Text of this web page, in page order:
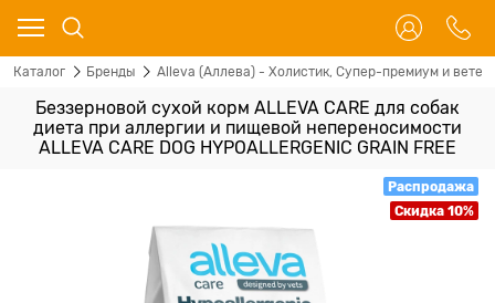
Каталог Бренды Alleva (Аллева) - Холистик, Супер-премиум и
Беззерновой сухой корм ALLEVA CARE для собак
диета при аллергии и пищевой непереносимости
ALLEVA CARE DOG HYPOALLERGENIC GRAIN FREE
Распродажа
Скидка 10%